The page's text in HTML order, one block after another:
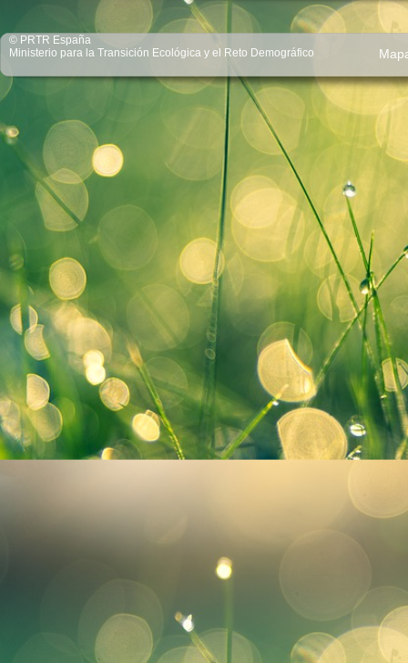
© PRTR España
Ministerio para la Transición Ecológica y el Reto Demográfico